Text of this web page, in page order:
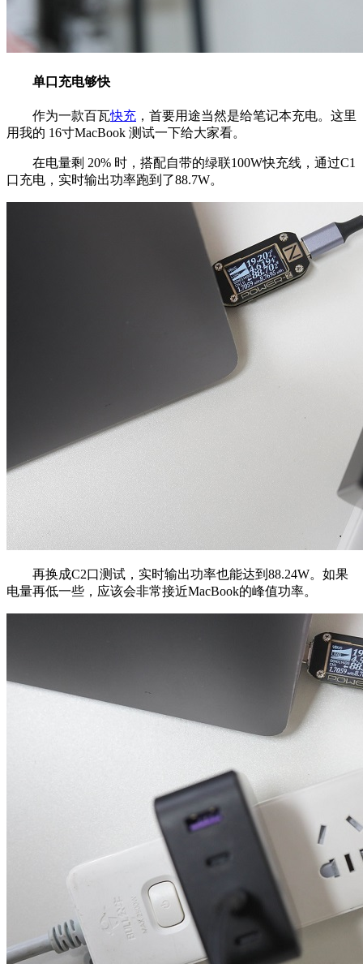
单口充电够快
作为一款百瓦快充 ，首要用途当然是给笔记本充电。这里
用我的 16寸MacBook 测试一下给大家看。
在电量剩 20% 时，搭配自带的绿联100W快充线，通过C1
口充电，实时输出功率跑到了88.7W。
再换成C2口测试，实时输出功率也能达到88.24W。如果
电量再低一些，应该会非常接近MacBook的峰值功率。